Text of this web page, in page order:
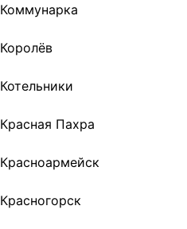
Коммунарка
Королёв
Котельники
Красная Пахра
Красноармейск
Красногорск